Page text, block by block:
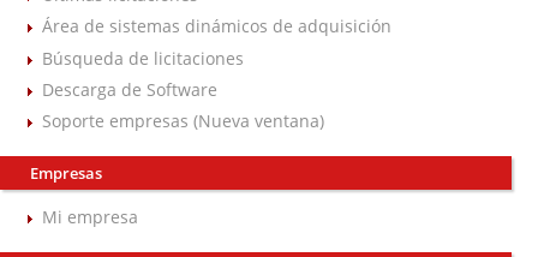
Área de sistemas dinámicos de adquisición
Búsqueda de licitaciones
Descarga de Software
Soporte empresas (Nueva ventana)
Empresas
Mi empresa